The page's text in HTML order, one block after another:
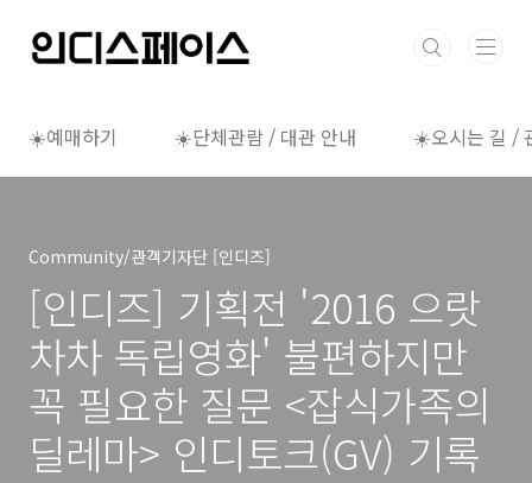
☀️예매하기 ☀️단체관람 / 대관 안내 ☀️오시는 길 /
Community/관객기자단 [인디즈]
[인디즈] 기획전 '2016 으랏
차차 독립영화' 불편하지만
꼭 필요한 질문 <잡식가족의
딜레마> 인디토크(GV) 기록